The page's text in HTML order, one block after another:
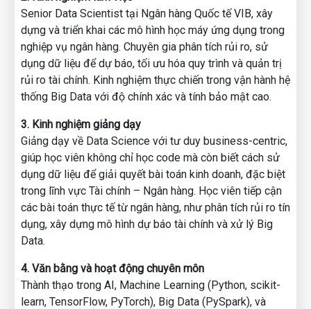
không cảm tính
- Cập nhật tư duy quản trị & ra quyết định bằng dữ liệu cho
cá nhân và doanh nghiệp
🎁 ĐẶC BIỆT - SỰ KIỆN TRI ÂN CUỐI NĂM
Nhận bộ quà tặng trị giá 10 triệu đồng chỉ xuất hiện duy
nhất trong sự kiện này.
Minigame với 5 phần quà, giải thưởng cao nhất là khóa học
Power BI trị giá 5.400.000đ.
Nếu bạn muốn 2026 là một năm tăng trưởng thật sự - hãy
để dữ liệu dẫn đường.
Đăng ký tham gia ngay - vì đây là sự kiện bạn chỉ có thể trải
nghiệm 1 lần trong năm!
----------------
📅 Thời gian: 19:30 – 21:30 | 11/01/2026
📍 Hình thức: Trực tuyến qua zoom
Senior Data Scientist tại Ngân hàng Quốc tế VIB, xây
dựng và triển khai các mô hình học máy ứng dụng trong
nghiệp vụ ngân hàng. Chuyên gia phân tích rủi ro, sử
dụng dữ liệu để dự báo, tối ưu hóa quy trình và quản trị
rủi ro tài chính. Kinh nghiệm thực chiến trong vận hành hệ
thống Big Data với độ chính xác và tính bảo mật cao.
3. Kinh nghiệm giảng dạy
Giảng dạy về Data Science với tư duy business-centric,
giúp học viên không chỉ học code mà còn biết cách sử
dụng dữ liệu để giải quyết bài toán kinh doanh, đặc biệt
trong lĩnh vực Tài chính – Ngân hàng. Học viên tiếp cận
các bài toán thực tế từ ngân hàng, như phân tích rủi ro tín
dụng, xây dựng mô hình dự báo tài chính và xử lý Big
Data.
4. Văn bằng và hoạt động chuyên môn
Thành thạo trong AI, Machine Learning (Python, scikit-
learn, TensorFlow, PyTorch), Big Data (PySpark), và